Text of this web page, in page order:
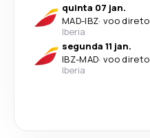
quinta 07 jan.
MAD-IBZ· voo direto
Iberia
segunda 11 jan.
IBZ-MAD· voo direto
Iberia